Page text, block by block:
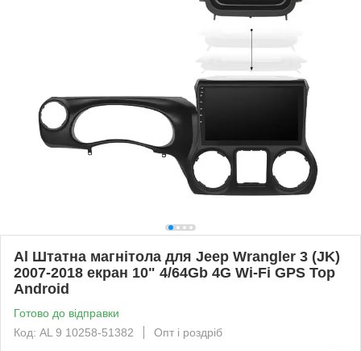
Al Штатна магнітола для Jeep Wrangler 3 (JK)
2007-2018 екран 10" 4/64Gb 4G Wi-Fi GPS Top
Android
Готово до відправки
Код: AL 9 10258-51382
Опт і роздріб